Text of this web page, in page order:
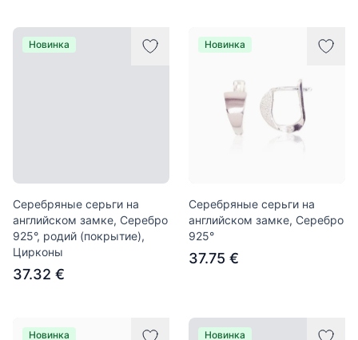
Новинка
Серебряные серьги на
английском замке, Серебро
925°, родий (покрытие),
Цирконы
37.32 €
Новинка
Серебряные серьги на
английском замке, Серебро
925°
37.75 €
Новинка Новинка